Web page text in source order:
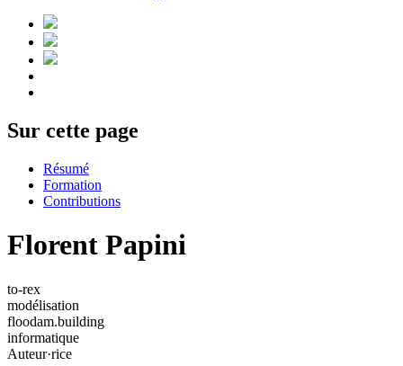
Sur cette page
Résumé
Formation
Contributions
Florent Papini
to-rex
modélisation
floodam.building
informatique
Auteur·rice